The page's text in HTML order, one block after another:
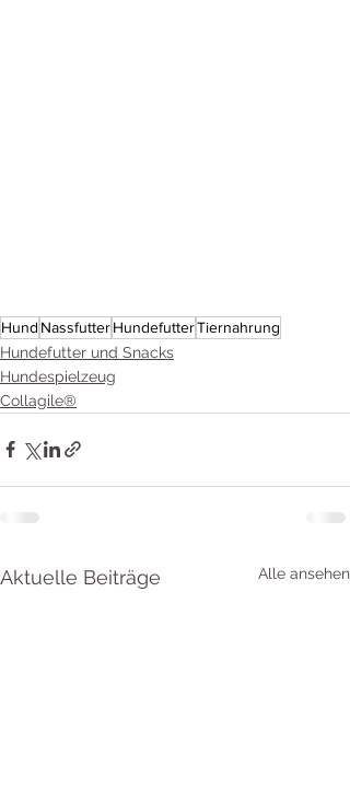
Hund NassfutterHundefutterTiernahrung
Hundefutter und Snacks
Hundespielzeug
Collagile®
Aktuelle Beiträge Alle ansehen